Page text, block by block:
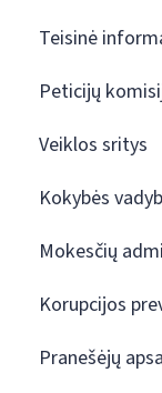
Teisinė
Peticijų
Veiklos sritys
Kokybės
Mokesčių
Korupcijos
Pranešėjų